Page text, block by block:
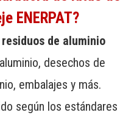
ENERPAT?
de aluminio
desechos de
embalajes y más.
según los estándares